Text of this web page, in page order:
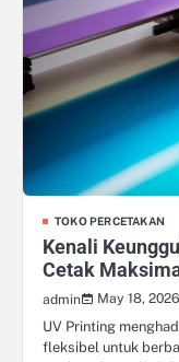
TOKO PERCETAKAN
Kenali
Cetak
admin
May 18, 2026
UV Printing
fleksibel untuk